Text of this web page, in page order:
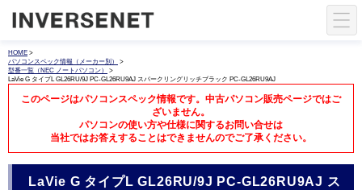
HOME >
パソコンスペック情報（メーカー別）
>
型番一覧（NEC ノートパソコン）
>
LaVie G タイプL GL26RU/9J PC-GL26RU9AJ スパークリングリッチブラック PC-GL26RU9AJ
このページはパソコンスペック情報です。中古パソコン販売ページではご
ざいません。
パソコンの使い方や仕様に関するお問い合せは
当社ではお答えすることはできませんのでご了承ください。
LaVie G タイプL GL26RU/9J PC-GL26RU9AJ ス